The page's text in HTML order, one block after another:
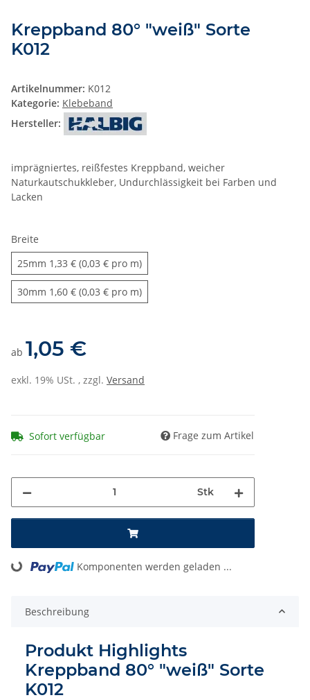
Kreppband 80° "weiß" Sorte
K012
Artikelnummer: K012
Kategorie: Klebeband
Hersteller:
imprägniertes, reißfestes Kreppband, weicher
Naturkautschukkleber, Undurchlässigkeit bei Farben und
Lacken
Breite
25mm 25mm
1,33 € (0,03 € pro m)
30mm 30mm
1,60 € (0,03 € pro m)
ab 1,05 €
exkl. 19% USt. , zzgl. Versand
Sofort verfügbar Frage zum Artikel
Stk
Loading... Komponenten werden geladen ...
Beschreibung
Produkt Highlights
Kreppband 80° "weiß" Sorte
K012